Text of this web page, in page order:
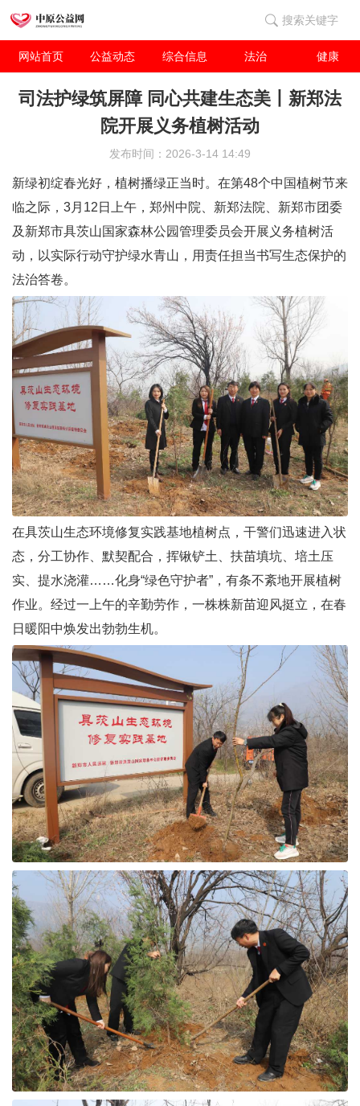
搜索关键字
网站首页 公益动态 综合信息 法治 健康
司法护绿筑屏障 同心共建生态美丨新郑法
院开展义务植树活动
发布时间：2026-3-14 14:49
新绿初绽春光好，植树播绿正当时。在第48个中国植树节来
临之际，3月12日上午，郑州中院、新郑法院、新郑市团委
及新郑市具茨山国家森林公园管理委员会开展义务植树活
动，以实际行动守护绿水青山，用责任担当书写生态保护的
法治答卷。
在具茨山生态环境修复实践基地植树点，干警们迅速进入状
态，分工协作、默契配合，挥锹铲土、扶苗填坑、培土压
实、提水浇灌……化身“绿色守护者”，有条不紊地开展植树
作业。经过一上午的辛勤劳作，一株株新苗迎风挺立，在春
日暖阳中焕发出勃勃生机。